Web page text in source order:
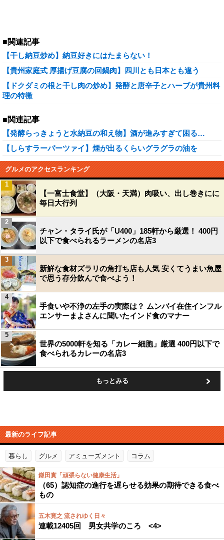
■関連記事
【干し納豆炒め】納豆好きにはたまらない！
【貴州家庭式 厚揚げ豆腐の回鍋肉】四川とも日本とも違う
【ドクダミの根と干し肉の炒め】発酵と唐辛子とハーブが貴州料
理の特徴
■関連記事
【発酵らっきょうと水納豆の和え物】酒が進みすぎて困る…
【しらすラーパーツァイ】煙が出るくらいグラグラの油を
グルメのアクセスランキング
【一富士食堂】（大阪・天満）肉吸い、出し巻きにに
毎日大行列
1
チャン・タライ氏が「U400」185軒から厳選！ 400円
以下で食べられるラーメンの名店3
2
新鮮な食材ズラリの角打ち店も人気 安くてうまい魚屋
で思う存分飲んで食べよう！
3
手食いや不浄の左手の実際は？ ムンバイ在住インフル
エンサーまよさんに聞いたインド食のマナー
4
世界の5000軒を知る「カレー細胞」厳選 400円以下で
食べられるカレーの名店3
5
もっとみる
最新のライフ記事
暮らし グルメ アミューズメント コラム
鎌田實「頑張らない健康生活」
（65）認知症の進行を遅らせる効果の期待できる食べ
もの
五木寛之 流されゆく日々
連載12405回 男女共学のころ <4>